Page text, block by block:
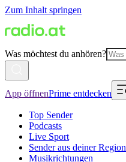
Zum Inhalt springen
Was möchtest du anhören?
App öffnenPrime entdecken
Top Sender
Podcasts
Live Sport
Sender aus deiner Region
Musikrichtungen